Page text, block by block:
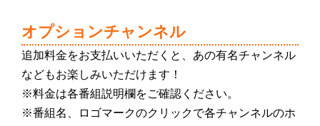
オプションチャンネル
追加料金をお支払いいただくと、あの有名チャンネル
などもお楽しみいただけます！
※料金は各番組説明欄をご確認ください。
※番組名、ロゴマークのクリックで各チャンネルのホ